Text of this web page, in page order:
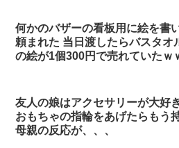
何かのバザーの看板用に絵を書
頼まれた 当日渡したらバスタオ
の絵が1個300円で売れていたｗ
友人の娘はアクセサリーが大
おもちゃの指輪をあげたらも
母親の反応が、、、